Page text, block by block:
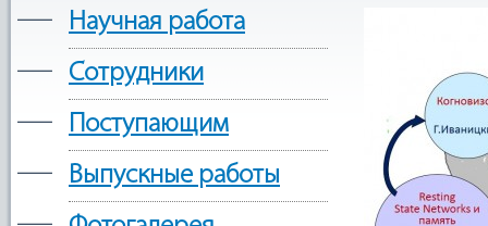
— Научная работа
— Сотрудники
— Поступающим
— Выпускные работы